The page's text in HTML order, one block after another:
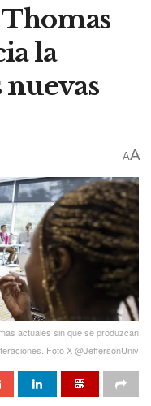
la
nuevas
AA
actuales sin que se produzcan
Foto X @JeffersonUniv